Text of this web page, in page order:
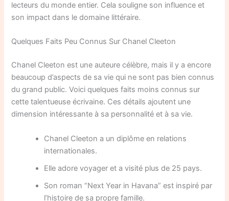
lecteurs du monde entier. Cela souligne son influence et
son impact dans le domaine littéraire.
Quelques Faits Peu Connus Sur Chanel Cleeton
Chanel Cleeton est une auteure célèbre, mais il y a encore
beaucoup d’aspects de sa vie qui ne sont pas bien connus
du grand public. Voici quelques faits moins connus sur
cette talentueuse écrivaine. Ces détails ajoutent une
dimension intéressante à sa personnalité et à sa vie.
Chanel Cleeton a un diplôme en relations
internationales.
Elle adore voyager et a visité plus de 25 pays.
Son roman “Next Year in Havana” est inspiré par
l’histoire de sa propre famille.